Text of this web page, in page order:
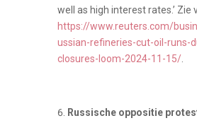
well as high interest rates.’ Zie
https://www.reuters.com/
ussian-refineries-cut-oil-runs-
closures-loom-2024-11-15/.
Russische oppositie